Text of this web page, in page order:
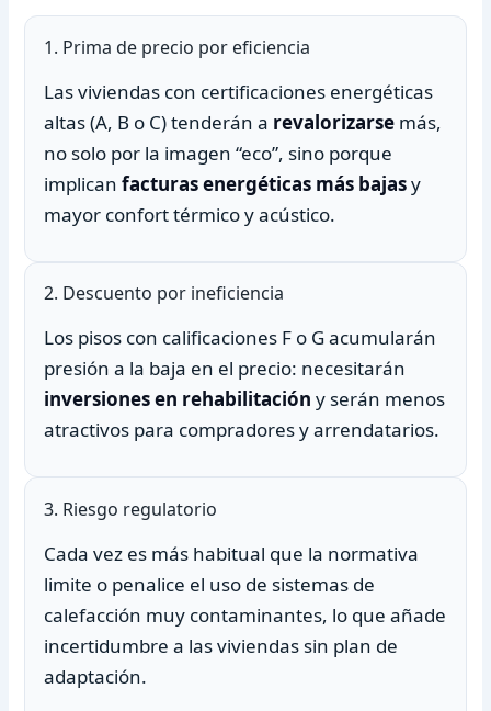
1. Prima de precio por eficiencia
Las viviendas con certificaciones energéticas
altas (A, B o C) tenderán a revalorizarsemás,
no solo por la imagen “eco”, sino porque
implican facturas energéticas más bajasy
mayor confort térmico y acústico.
2. Descuento por ineficiencia
Los pisos con calificaciones F o G acumularán
presión a la baja en el precio: necesitarán
inversiones en rehabilitación y serán menos
atractivos para compradores y arrendatarios.
3. Riesgo regulatorio
Cada vez es más habitual que la normativa
limite o penalice el uso de sistemas de
calefacción muy contaminantes, lo que añade
incertidumbre a las viviendas sin plan de
adaptación.